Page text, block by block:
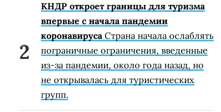
КНДР откроет границы для туризма
впервые с начала пандемии
коронавирусаСтрана начала ослаблять
пограничные ограничения, введенные
из-за пандемии, около года назад, но
не открывалась для туристических
групп.